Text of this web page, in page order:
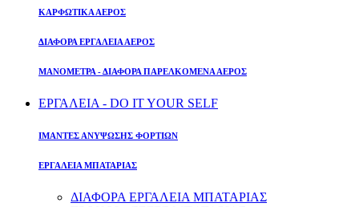
ΚΑΡΦΩΤΙΚΑ ΑΕΡΟΣ
ΔΙΑΦΟΡΑ ΕΡΓΑΛΕΙΑ ΑΕΡΟΣ
ΜΑΝΟΜΕΤΡΑ - ΔΙΑΦΟΡΑ ΠΑΡΕΛΚΟΜΕΝΑ ΑΕΡΟΣ
ΕΡΓΑΛΕΙΑ - DO IT YOUR SELF
ΙΜΑΝΤΕΣ ΑΝΥΨΩΣΗΣ ΦΟΡΤΙΩΝ
ΕΡΓΑΛΕΙΑ ΜΠΑΤΑΡΙΑΣ
ΔΙΑΦΟΡΑ ΕΡΓΑΛΕΙΑ ΜΠΑΤΑΡΙΑΣ